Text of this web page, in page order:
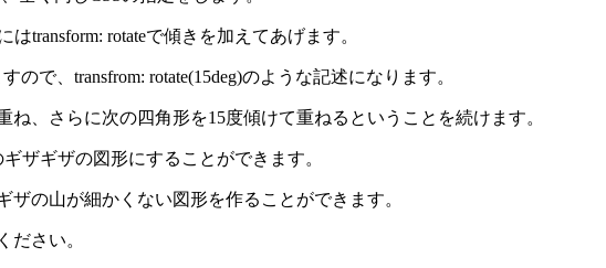
transform: rotateで傾きを加えてあげます。
で、transfrom: rotate(15deg)のような記述になります。
、さらに次の四角形を15度傾けて重ねるということを続けます。
ザギザの図形にすることができます。
の山が細かくない図形を作ることができます。
ださい。